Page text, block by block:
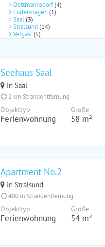
Dettmannsdorf(4)
Lüdershagen(1)
Saal(3)
Stralsund (14)
Velgast(5)
Seehaus Saal
in Saal
2 km Strandentfernung
Objekttyp
Ferienwohnung
Größe
58 m²
Apartment No.2
in Stralsund
400 m Strandentfernung
Objekttyp
Ferienwohnung
Größe
54 m²